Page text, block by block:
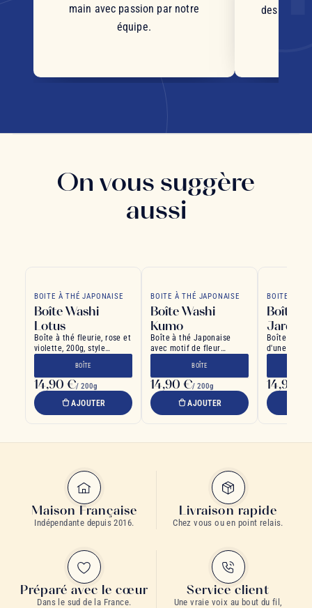
main avec passion par notre
équipe.
des
On vous suggère
aussi
BOITE À THÉ JAPONAISE
Boîte Washi
Lotus
Boîte à thé fleurie, rose et
violette, 200g, style
BOÎTE
14,90 €/ 200g
AJOUTER
BOITE À THÉ JAPONAISE
Boîte Washi
Kumo
Boîte à thé Japonaise
avec motif de fleur
bambou et nuage
BOÎTE
14,90 €/ 200g
AJOUTER
BOITE À
Boîte
Jardin
Boîte à thé
d'une
14,90 €
Maison Française
Indépendante depuis 2016.
Livraison rapide
Chez vous ou en point relais.
Préparé avec le cœur
Dans le sud de la France.
Service client
Une vraie voix au bout du fil,